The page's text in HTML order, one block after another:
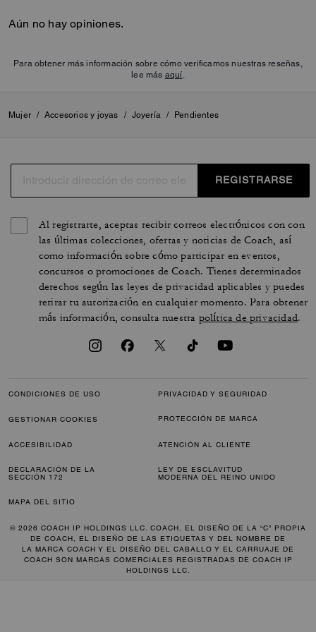
Aún no hay opiniones.
Para obtener más información sobre cómo verificamos nuestras reseñas,
lee más aquí
Mujer / Accesorios y joyas / Joyería / Pendientes
REGISTRARSE
Al registrarte, aceptas recibir correos electrónicos con con
las últimas colecciones, ofertas y noticias de Coach, así
como información sobre cómo participar en eventos,
concursos o promociones de Coach. Tienes determinados
derechos según las leyes de privacidad aplicables y puedes
retirar tu autorización en cualquier momento. Para obtener
más información, consulta nuestra política de privacidad.
CONDICIONES DE USO PRIVACIDAD Y SEGURIDAD
GESTIONAR COOKIES PROTECCIÓN DE MARCA
ACCESIBILIDAD ATENCIÓN AL CLIENTE
DECLARACIÓN DE LA
SECCIÓN 172
LEY DE ESCLAVITUD
MODERNA DEL REINO UNIDO
MAPA DEL SITIO
© 2026 COACH IP HOLDINGS LLC. COACH, EL DISEÑO DE LA “C” PROPIA
DE COACH, EL DISEÑO DE LAS ETIQUETAS Y DEL NOMBRE DE
LA MARCA COACH Y EL DISEÑO DEL CABALLO Y EL CARRUAJE DE
COACH SON MARCAS COMERCIALES REGISTRADAS DE COACH IP
HOLDINGS LLC.